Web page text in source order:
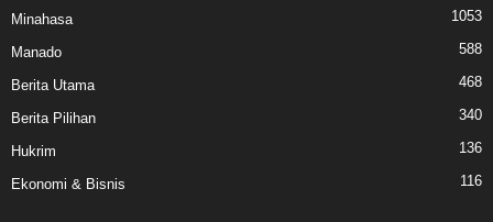
Minahasa 1053
Manado 588
Berita Utama 468
Berita Pilihan 340
Hukrim 136
Ekonomi & Bisnis 116